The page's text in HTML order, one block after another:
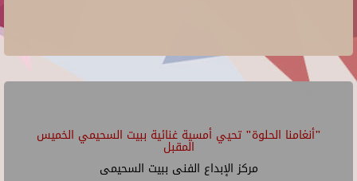
"أنغامنا الحلوة" تحيي أمسية غنائية ببيت السحيمي الخميس
المقبل
مركز الإبداع الفنى ببيت السحيمى